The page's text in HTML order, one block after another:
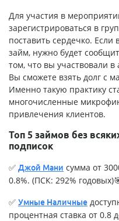
Для участия в
зарегистрироваться в
поставить сердечко. Если
займ, нужно будет
том, что вы участвовали
Вы сможете взять долг с
Именно такую практику
многочисленные
привлечения клиентов.
Топ 5 займов без
подписок
✅ Джой Мани сумма от
0.8%. (ПСК: 292%
✅ Умные Наличные
процентная ставка от 0.8